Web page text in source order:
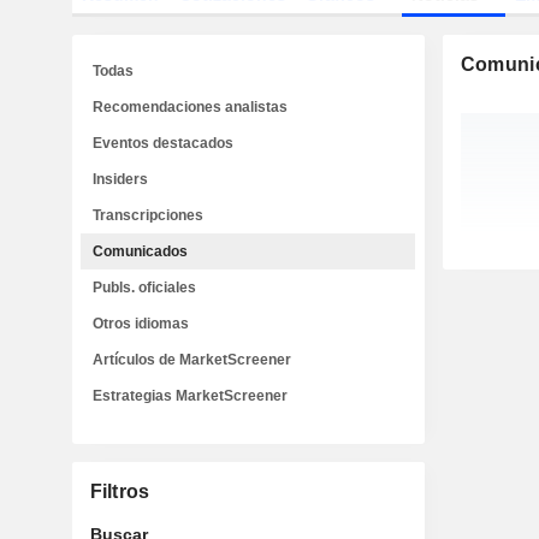
Todas
Recomendaciones analistas
Eventos destacados
Insiders
Transcripciones
Comunicados
Publs. oficiales
Otros idiomas
Artículos de MarketScreener
Estrategias MarketScreener
Filtros
Buscar